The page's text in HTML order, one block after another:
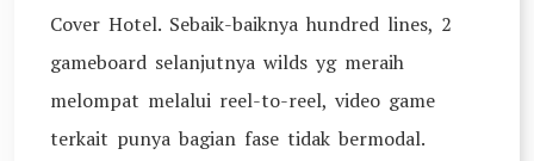
Cover Hotel. Sebaik-baiknya hundred lines, 2
gameboard selanjutnya wilds yg meraih
melompat melalui reel-to-reel, video game
terkait punya bagian fase tidak bermodal.